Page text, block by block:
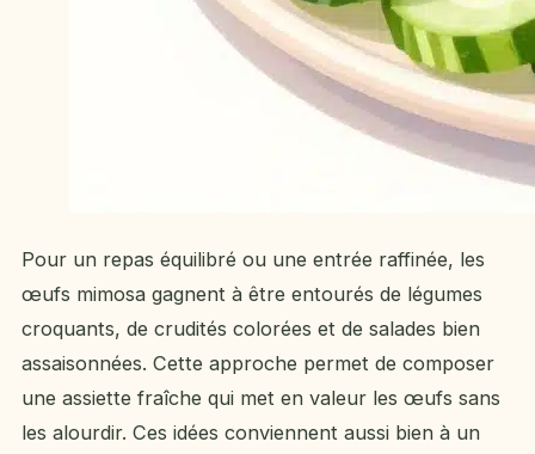
Pour un repas équilibré ou une entrée raffinée, les
œufs mimosa gagnent à être entourés de légumes
croquants, de crudités colorées et de salades bien
assaisonnées. Cette approche permet de composer
une assiette fraîche qui met en valeur les œufs sans
les alourdir. Ces idées conviennent aussi bien à un